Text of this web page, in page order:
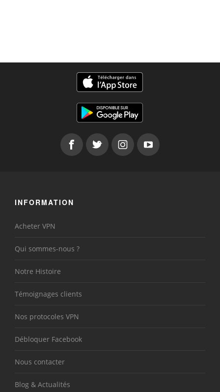
INFORMATION
Acheter VPN
Qui sommes-nous ?
Notre Histoire
Témoignages clients
Nos protocoles VPN
Débloquer Facebook
Nous contacter
Blog & Actualités